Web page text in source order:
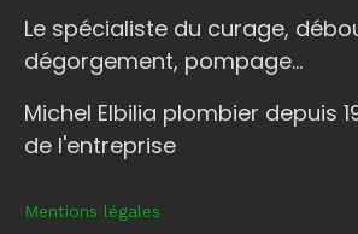
Le spécialiste du curage,
dégorgement, pompage...
Michel Elbilia plombier depuis
de l'entreprise
Mentions légales